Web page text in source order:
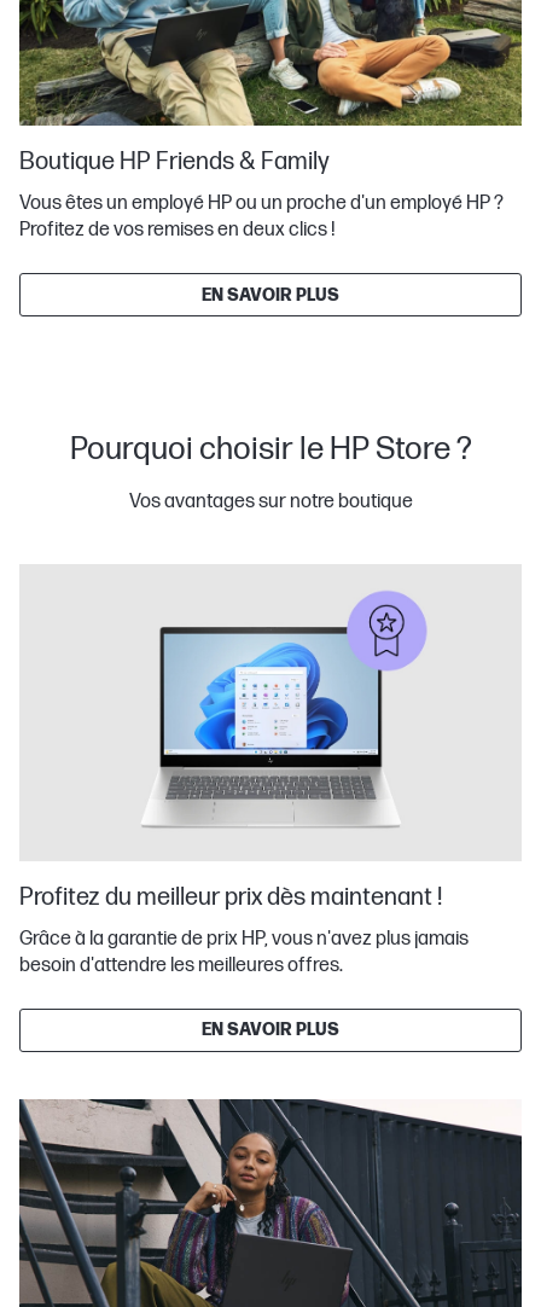
Boutique HP Friends & Family
Vous êtes un employé HP ou un proche d'un employé HP ?
Profitez de vos remises en deux clics !
EN SAVOIR PLUS
Pourquoi choisir le HP Store ?
Vos avantages sur notre boutique
Profitez du meilleur prix dès maintenant !
Grâce à la garantie de prix HP, vous n'avez plus jamais
besoin d'attendre les meilleures offres.
EN SAVOIR PLUS